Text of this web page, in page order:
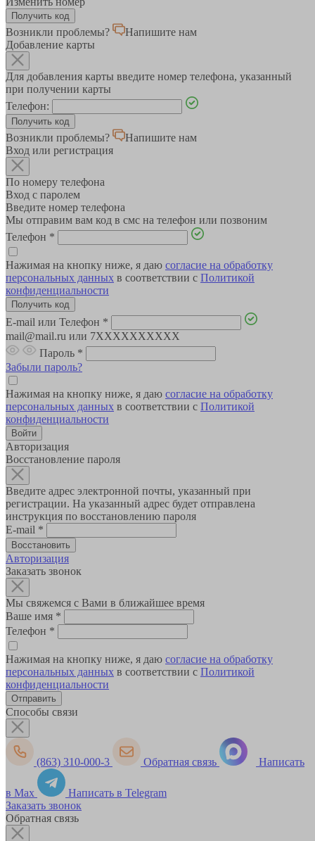
Возникли проблемы?
Напишите нам
Добавление карты
Для добавления карты введите номер телефона, указанный
при получении карты
Телефон:
Возникли проблемы?
Напишите нам
Вход или регистрация
По номеру телефона
Вход с паролем
Введите номер телефона
Мы отправим вам код в смс на телефон или позвоним
Телефон *
Нажимая на кнопку ниже, я даю согласие на обработку
персональных данных в соответствии с Политикой
конфиденциальности
E-mail или Телефон *
mail@mail.ru или 7XXXXXXXXXX
Пароль *
Забыли пароль?
Нажимая на кнопку ниже, я даю согласие на обработку
персональных данных в соответствии с Политикой
конфиденциальности
Авторизация
Восстановление пароля
Введите адрес электронной почты, указанный при
регистрации. На указанный адрес будет отправлена
инструкция по восстановлению пароля
E-mail *
Авторизация
Заказать звонок
Мы свяжемся с Вами в ближайшее время
Ваше имя *
Телефон *
Нажимая на кнопку ниже, я даю согласие на обработку
персональных данных в соответствии с Политикой
конфиденциальности
Способы связи
(863) 310-000-3 Обратная связь Написать
в Max
Написать в Telegram
Заказать звонок
Обратная связь